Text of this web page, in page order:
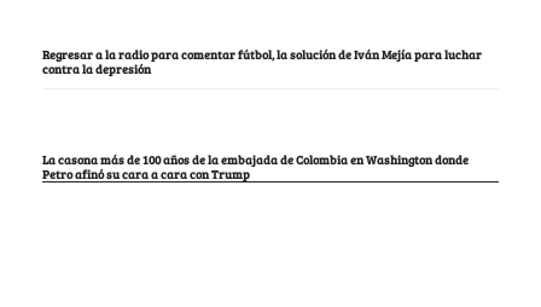
Regresar a la radio para comentar fútbol, la solución de Iván Mejía para luchar
contra la depresión
La casona más de 100 años de la embajada de Colombia en Washington donde
Petro afinó su cara a cara con Trump